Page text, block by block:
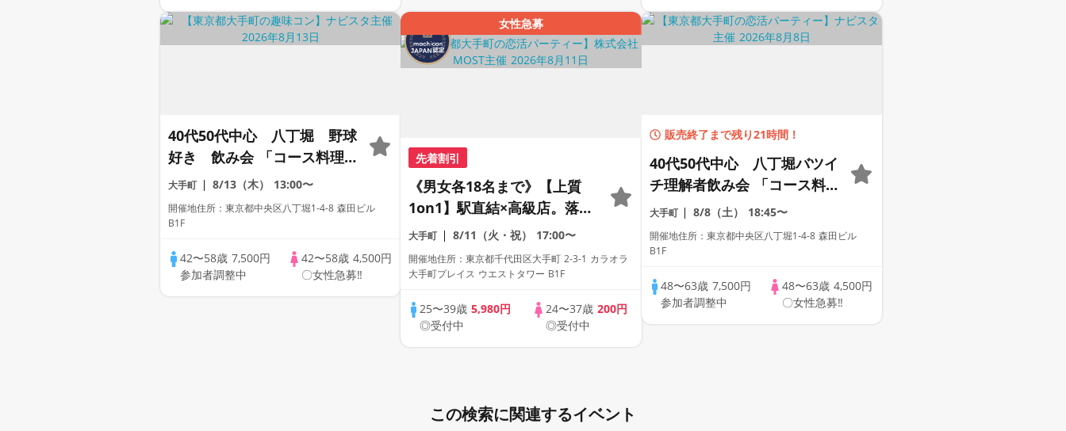
40代50代中心 八丁堀 野球
好き 飲み会 「コース料理
+飲み放題」
大手町 8/13（木） 13:00〜
開催地住所：東京都中央区八丁堀1-4-8 森田ビル
B1F
42〜58歳 7,500円
参加者調整中
42〜58歳 4,500円
〇女性急募‼
女性急募
先着割引
《男女各18名まで》【上質
1on1】駅直結×高級店。落ち
着いた空間で、ひとりずつ丁
寧に出会う。
大手町 8/11（火・祝） 17:00〜
開催地住所：東京都千代田区大手町 2-3-1 カラオラ
大手町プレイス ウエストタワー B1F
25〜39歳5,980円
◎受付中
24〜37歳200円
◎受付中
販売終了まで残り21時間！
40代50代中心 八丁堀バツイ
チ理解者飲み会 「コース料理
+飲み放題」
大手町 8/8（土） 18:45〜
開催地住所：東京都中央区八丁堀1-4-8 森田ビル
B1F
48〜63歳7,500円
参加者調整中
48〜63歳4,500円
〇女性急募‼
この検索に関連するイベント